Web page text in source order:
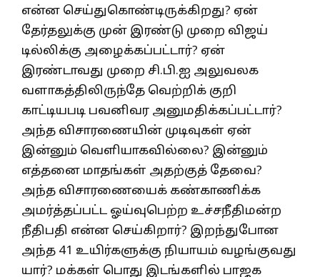
என்ன செய்துகொண்டிருக்கிறது? ஏன்
தேர்தலுக்கு முன் இரண்டு முறை விஜய்
டில்லிக்கு அழைக்கப்பட்டார்? ஏன்
இரண்டாவது முறை சி.பி.ஐ அலுவலக
வளாகத்திலிருந்தே வெற்றிக் குறி
காட்டியபடி பவனிவர அனுமதிக்கப்பட்டார்?
அந்த விசாரணையின் முடிவுகள் ஏன்
இன்னும் வெளியாகவில்லை? இன்னும்
எத்தனை மாதங்கள் அதற்குத் தேவை?
அந்த விசாரணையைக் கண்காணிக்க
அமர்த்தப்பட்ட ஓய்வுபெற்ற உச்சநீதிமன்ற
நீதிபதி என்ன செய்கிறார்? இறந்துபோன
அந்த 41 உயிர்களுக்கு நியாயம் வழங்குவது
யார்? மக்கள் பொது இடங்களில் பாஜக